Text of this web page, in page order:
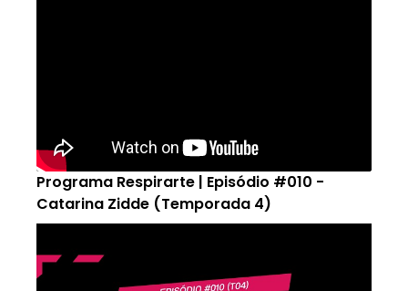
Programa Respirarte | Episódio #010 -
Catarina Zidde (Temporada 4)